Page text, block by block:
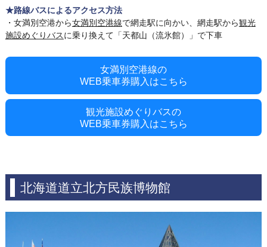
★路線バスによるアクセス方法
・女満別空港から女満別空港線で網走駅に向かい、網走駅から観光
施設めぐりバスに乗り換えて「天都山（流氷館）」で下車
女満別空港線の
WEB乗車券購入はこちら
観光施設めぐりバスの
WEB乗車券購入はこちら
北海道道立北方民族博物館